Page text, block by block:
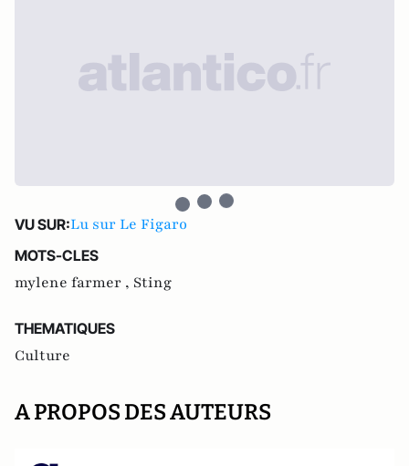
VU SUR:Lu sur Le Figaro
MOTS-CLES
mylene farmer , Sting
THEMATIQUES
Culture
A PROPOS DES AUTEURS